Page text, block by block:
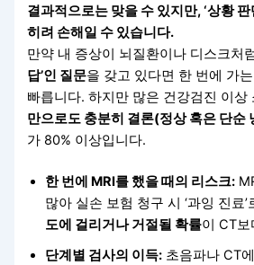
결과적으로는 맞을 수 있지만, ‘상황
히려 손해일 수 있습니다.
만약 내 증상이 뇌질환이나 디스크처
답’인 질문을 갖고 있다면 한 번에 가
빠릅니다. 하지만 많은 건강검진 이상
만으로도 충분히 결론(정상 혹은 단순
가 80% 이상입니다.
한 번에 MRI를 했을 때의 리스크:
많아 실손 보험 청구 시 ‘과잉 진료’
도에 걸리거나 거절될 확률이 CT
단계별 검사의 이득: 초음파나 CT